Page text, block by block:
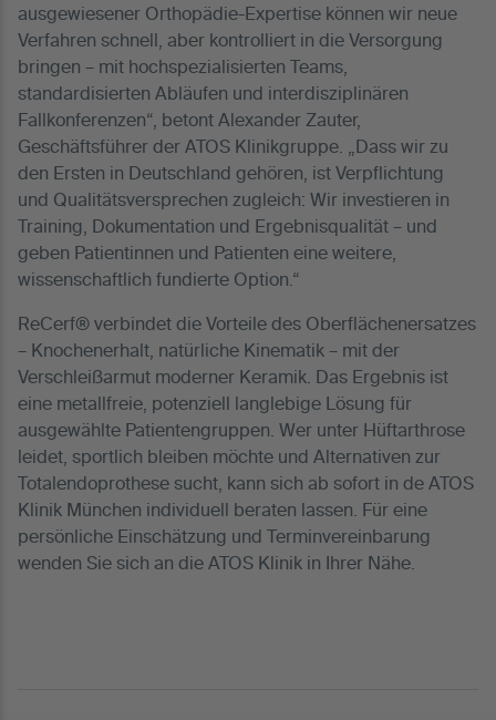
ausgewiesener Orthopädie-Expertise können wir neue
Verfahren schnell, aber kontrolliert in die Versorgung
bringen – mit hochspezialisierten Teams,
standardisierten Abläufen und interdisziplinären
Fallkonferenzen“, betont Alexander Zauter,
Geschäftsführer der ATOS Klinikgruppe. „Dass wir zu
den Ersten in Deutschland gehören, ist Verpflichtung
und Qualitätsversprechen zugleich: Wir investieren in
Training, Dokumentation und Ergebnisqualität – und
geben Patientinnen und Patienten eine weitere,
wissenschaftlich fundierte Option.“
ReCerf® verbindet die Vorteile des Oberflächenersatzes
– Knochenerhalt, natürliche Kinematik – mit der
Verschleißarmut moderner Keramik. Das Ergebnis ist
eine metallfreie, potenziell langlebige Lösung für
ausgewählte Patientengruppen. Wer unter Hüftarthrose
leidet, sportlich bleiben möchte und Alternativen zur
Totalendoprothese sucht, kann sich ab sofort in de ATOS
Klinik München individuell beraten lassen. Für eine
persönliche Einschätzung und Terminvereinbarung
wenden Sie sich an die ATOS Klinik in Ihrer Nähe.